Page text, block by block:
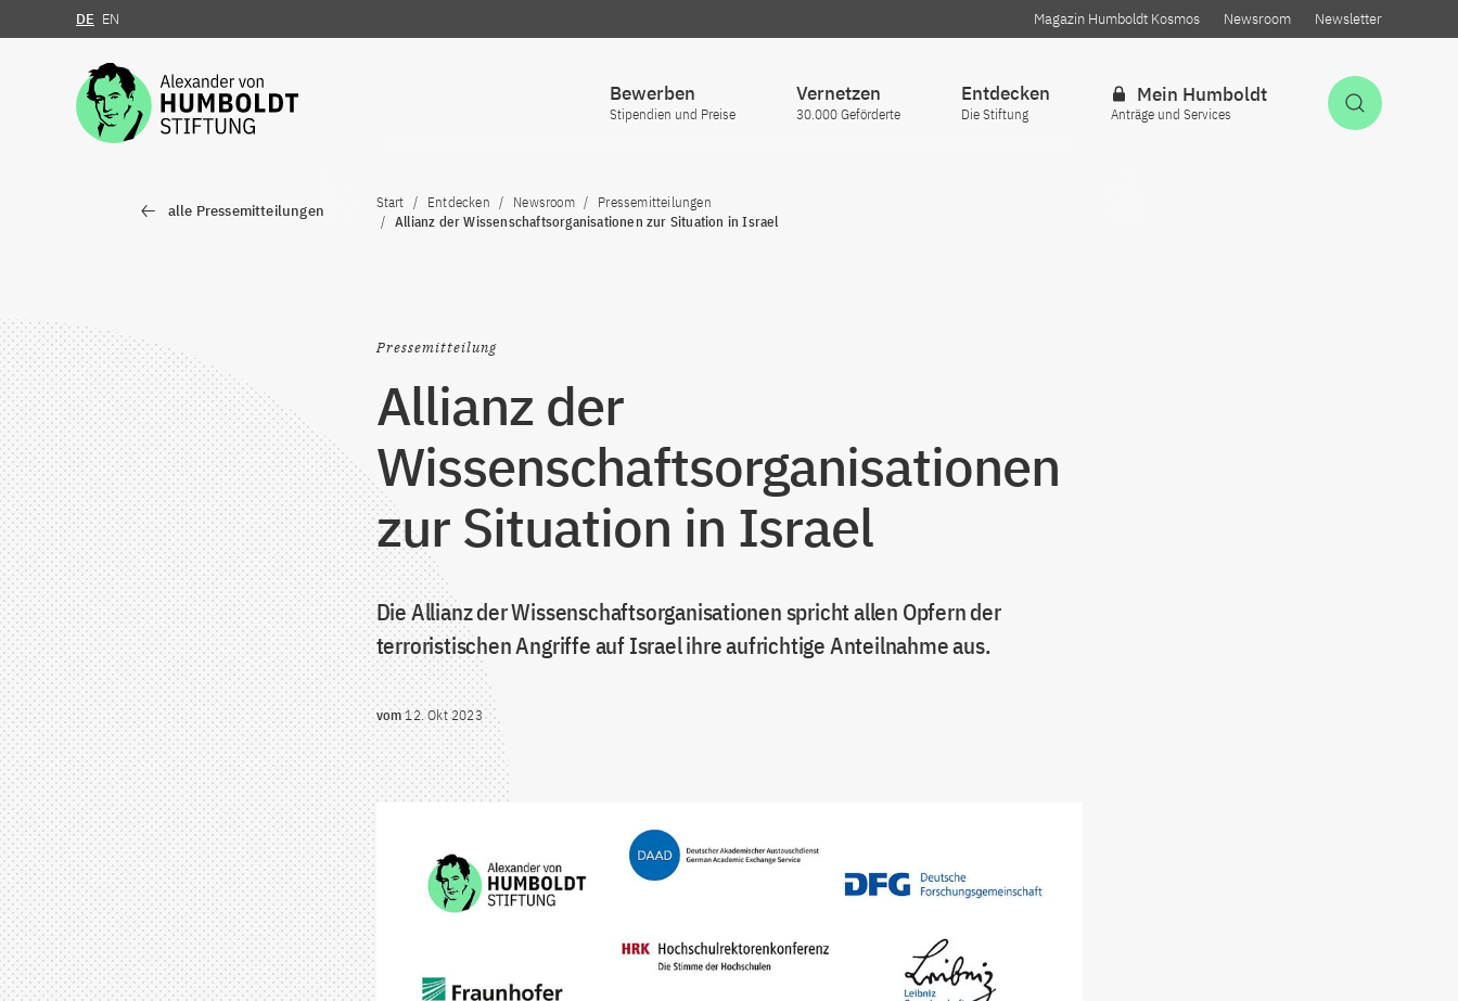
Zum Inhalt springen
DE EN Magazin Humboldt Kosmos Newsroom Newsletter
Bewerben
Stipendien und Preise
Vernetzen
30.000 Geförderte
Entdecken
Die Stiftung
Mein Humboldt
Anträge und Services
alle Pressemitteilungen Start Entdecken Newsroom
Pressemitteilungen
Allianz der Wissenschaftsorganisationen zur Situation in Israel
Pressemitteilung
Allianz der
Wissenschaftsorganisationen
zur Situation in Israel
Die Allianz der Wissenschaftsorganisationen spricht allen Opfern der
terroristischen Angriffe auf Israel ihre aufrichtige Anteilnahme aus.
vom12. Okt 2023